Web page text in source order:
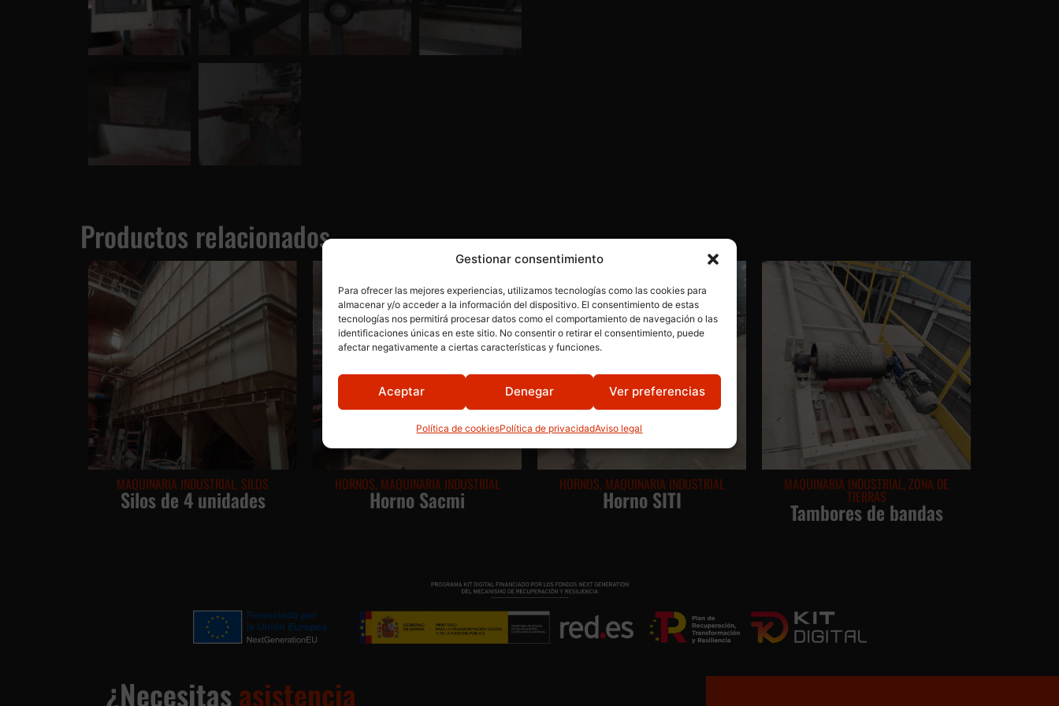
Gestionar consentimiento
Para ofrecer las mejores experiencias, utilizamos tecnologías como las cookies para
almacenar y/o acceder a la información del dispositivo. El consentimiento de estas
tecnologías nos permitirá procesar datos como el comportamiento de navegación o las
identificaciones únicas en este sitio. No consentir o retirar el consentimiento, puede
afectar negativamente a ciertas características y funciones.
Aceptar Denegar Ver preferencias
Política de cookiesPolítica de privacidadAviso legal
Productos relacionados
MAQUINARIA INDUSTRIAL, SILOS
Silos de 4 unidades
HORNOS, MAQUINARIA INDUSTRIAL
Horno Sacmi
HORNOS, MAQUINARIA INDUSTRIAL
Horno SITI
MAQUINARIA INDUSTRIAL, ZONA DE
TIERRAS
Tambores de bandas
¿Necesitasasistencia